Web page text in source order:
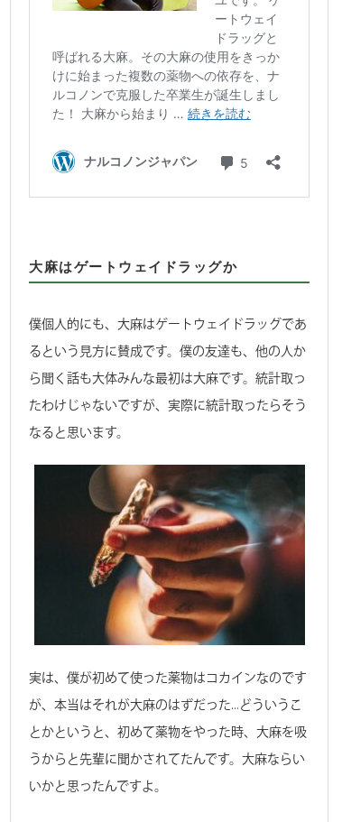
大麻はゲートウェイドラッグか
僕個人的にも、大麻はゲートウェイドラッグであ
るという見方に賛成です。僕の友達も、他の人か
ら聞く話も大体みんな最初は大麻です。統計取っ
たわけじゃないですが、実際に統計取ったらそう
なると思います。
実は、僕が初めて使った薬物はコカインなのです
が、本当はそれが大麻のはずだった…どういうこ
とかというと、初めて薬物をやった時、大麻を吸
うからと先輩に聞かされてたんです。大麻ならい
いかと思ったんですよ。